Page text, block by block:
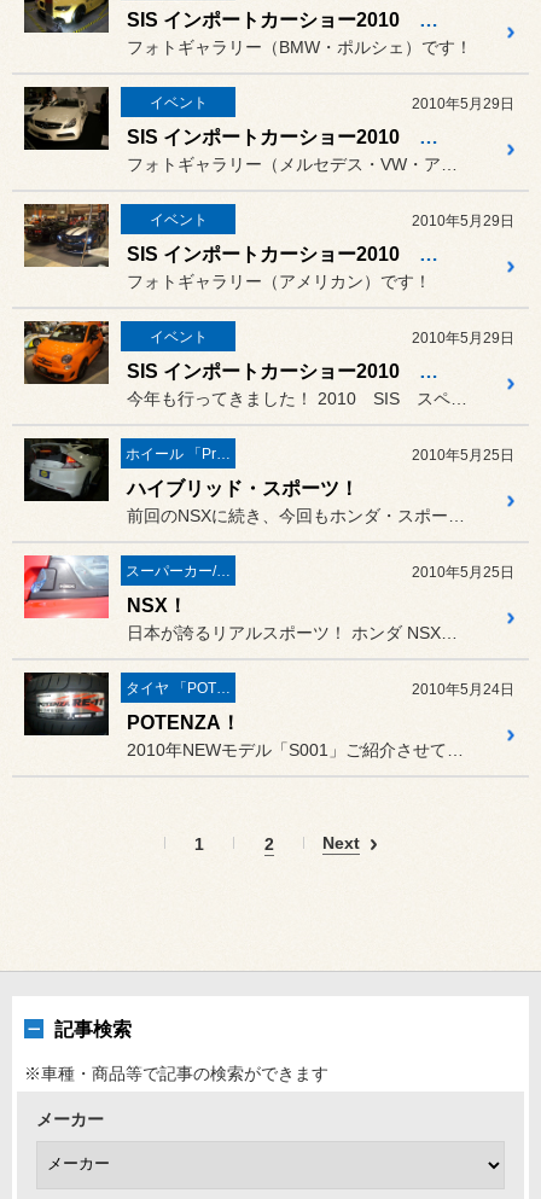
SIS インポートカーショー2010 その４！
フォトギャラリー（BMW・ポルシェ）です！
イベント 2010年5月29日
SIS インポートカーショー2010 その３！
イベント 2010年5月29日
SIS インポートカーショー2010 その２！
フォトギャラリー（アメリカン）です！
イベント 2010年5月29日
SIS インポートカーショー2010 その１！
ホイール 「Prodrive」 2010年5月25日
ハイブリッド・スポーツ！
スーパーカー/スーパースポーツ/ヴィンテージカー 2010年5月25日
NSX！
タイヤ 「POTENZA」 2010年5月24日
POTENZA！
1 2 Next
記事検索
※車種・商品等で記事の検索ができます
メーカー